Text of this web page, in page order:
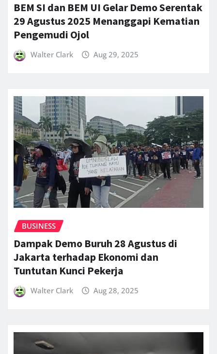
BEM SI dan BEM UI Gelar Demo Serentak
29 Agustus 2025 Menanggapi Kematian
Pengemudi Ojol
Walter Clark Aug 29, 2025
BUSINESS
Dampak Demo Buruh 28 Agustus di
Jakarta terhadap Ekonomi dan
Tuntutan Kunci Pekerja
Walter Clark Aug 28, 2025